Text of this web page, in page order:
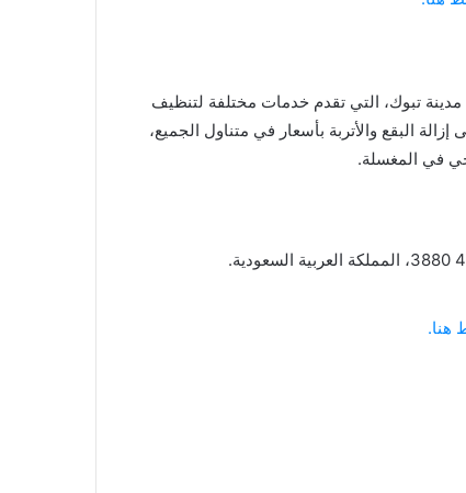
تبوك، التي تقدم خدمات مختلفة لتنظيف
البقع والأتربة بأسعار في متناول الجميع،
في المغسلة.
هنا.